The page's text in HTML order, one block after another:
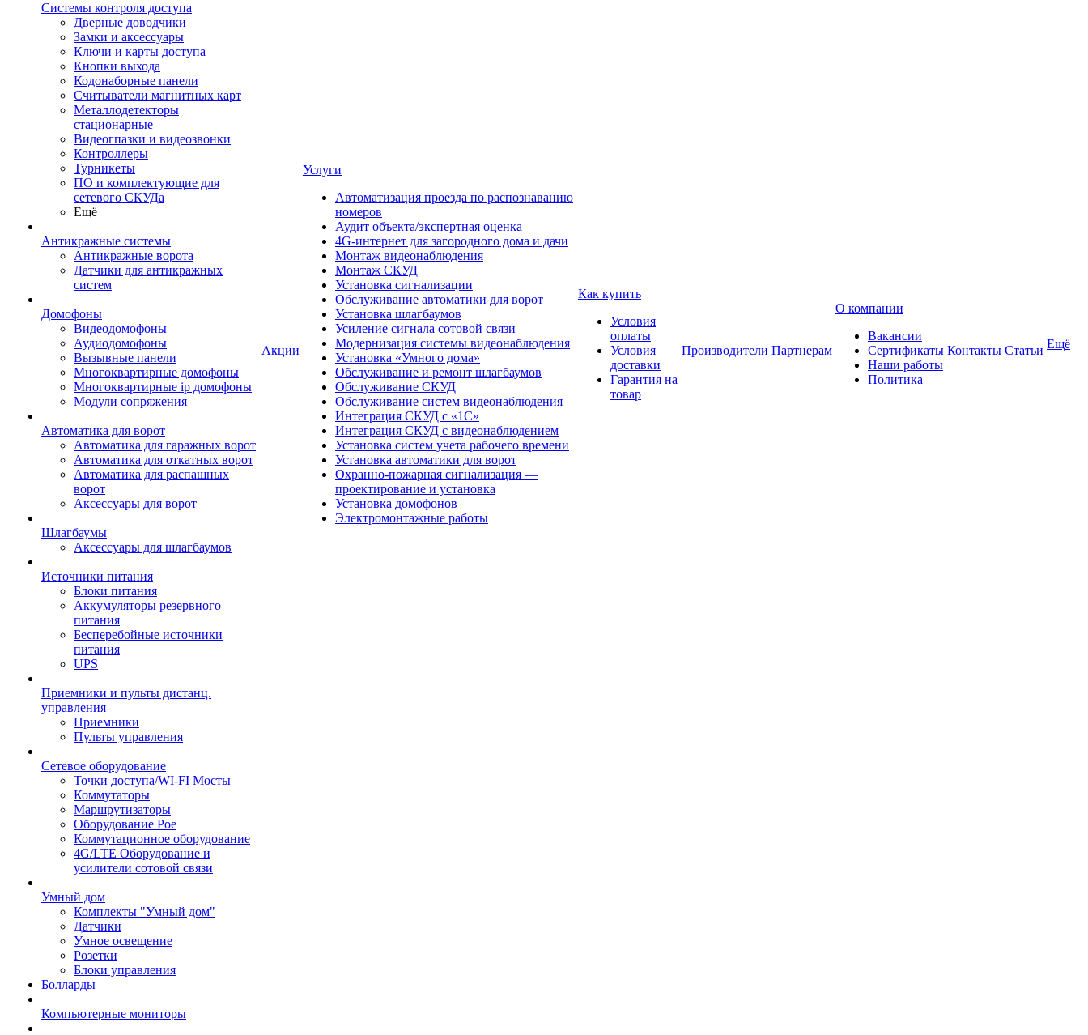
Системы контроля доступа
Дверные доводчики
Замки и аксессуары
Ключи и карты доступа
Кнопки выхода
Кодонаборные панели
Считыватели магнитных карт
Металлодетекторы
стационарные
Видеогпазки и видеозвонки
Контроллеры
Турникеты
ПО и комплектующие для
сетевого СКУДа
Ещё
Антикражные системы
Антикражные ворота
Датчики для антикражных
систем
Домофоны
Видеодомофоны
Аудиодомофоны
Вызывные панели
Многоквартирные домофоны
Многоквартирные ip домофоны
Модули сопряжения
Автоматика для ворот
Автоматика для гаражных ворот
Автоматика для откатных ворот
Автоматика для распашных
ворот
Аксессуары для ворот
Шлагбаумы
Аксессуары для шлагбаумов
Источники питания
Блоки питания
Аккумуляторы резервного
питания
Бесперебойные источники
питания
UPS
Приемники и пульты дистанц.
управления
Приемники
Пульты управления
Сетевое оборудование
Точки доступа/WI-FI Мосты
Коммутаторы
Маршрутизаторы
Оборудование Poe
Коммутационное оборудование
4G/LTE Оборудование и
усилители сотовой связи
Умный дом
Комплекты "Умный дом"
Датчики
Умное освещение
Розетки
Блоки управления
Болларды
Компьютерные мониторы
Акции
Услуги
Автоматизация проезда по распознаванию
номеров
Аудит объекта/экспертная оценка
4G-интернет для загородного дома и дачи
Монтаж видеонаблюдения
Монтаж СКУД
Установка сигнализации
Обслуживание автоматики для ворот
Установка шлагбаумов
Усиление сигнала сотовой связи
Модернизация системы видеонаблюдения
Установка «Умного дома»
Обслуживание и ремонт шлагбаумов
Обслуживание СКУД
Обслуживание систем видеонаблюдения
Интеграция СКУД с «1С»
Интеграция СКУД с видеонаблюдением
Установка систем учета рабочего времени
Установка автоматики для ворот
Охранно-пожарная сигнализация —
проектирование и установка
Установка домофонов
Электромонтажные работы
Как купить
Условия
оплаты
Условия
доставки
Гарантия на
товар
Производители Партнерам
О компании
Вакансии
Сертификаты
Наши работы
Политика
Контакты Статьи Ещё